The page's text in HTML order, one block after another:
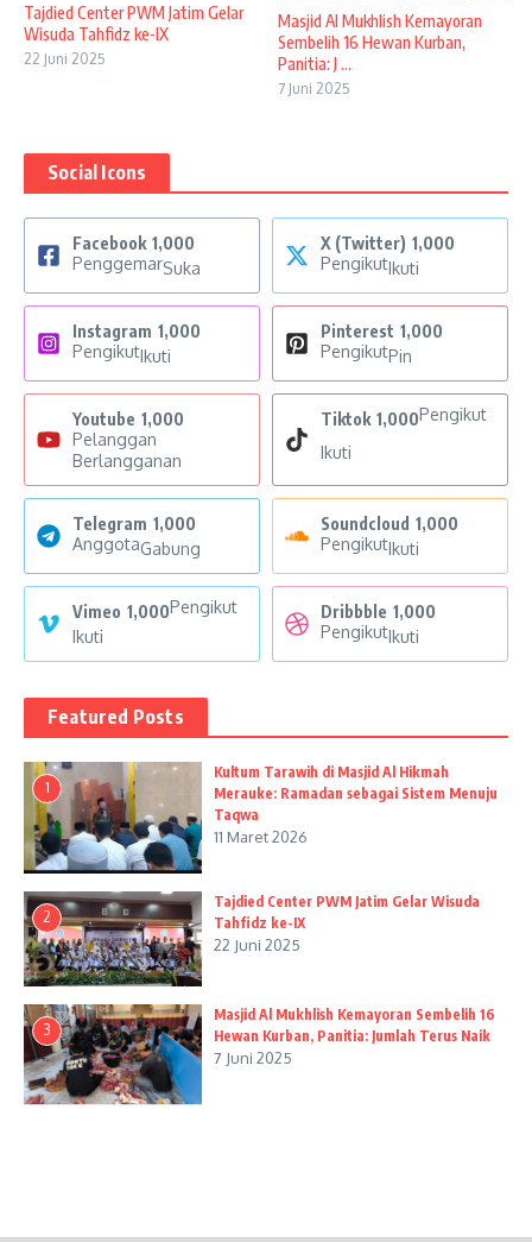
Tajdied Center PWM Jatim Gelar
Wisuda Tahfidz ke-IX
22 Juni 2025
Masjid Al Mukhlish Kemayoran
Sembelih 16 Hewan Kurban,
Panitia: J ...
7 Juni 2025
Social Icons
Facebook 1,000
PenggemarSuka
X (Twitter) 1,000
PengikutIkuti
Instagram 1,000
PengikutIkuti
Pinterest 1,000
PengikutPin
Youtube 1,000
Pelanggan
Berlangganan
Tiktok 1,000Pengikut
Ikuti
Telegram 1,000
AnggotaGabung
Soundcloud 1,000
PengikutIkuti
Vimeo 1,000Pengikut
Ikuti
Dribbble 1,000
PengikutIkuti
Featured Posts
1
Kultum Tarawih di Masjid Al Hikmah
Merauke: Ramadan sebagai Sistem Menuju
Taqwa
11 Maret 2026
2
Tajdied Center PWM Jatim Gelar Wisuda
Tahfidz ke-IX
22 Juni 2025
3
Masjid Al Mukhlish Kemayoran Sembelih 16
Hewan Kurban, Panitia: Jumlah Terus Naik
7 Juni 2025